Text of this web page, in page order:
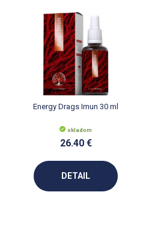
Energy Drags Imun 30 ml
skladom
26.40 €
DETAIL